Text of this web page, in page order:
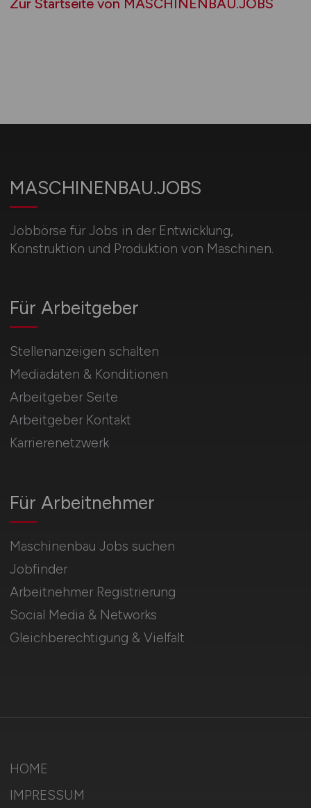
Zur Startseite von MASCHINENBAU.JOBS
MASCHINENBAU.JOBS
Jobbörse für Jobs in der Entwicklung,
Konstruktion und Produktion von Maschinen.
Für Arbeitnehmer
Maschinenbau Jobs suchen
Jobfinder
Arbeitnehmer Registrierung
Social Media & Networks
Gleichberechtigung & Vielfalt
Für Arbeitgeber
Stellenanzeigen schalten
Mediadaten & Konditionen
Arbeitgeber Seite
Arbeitgeber Kontakt
Karrierenetzwerk
HOME
IMPRESSUM